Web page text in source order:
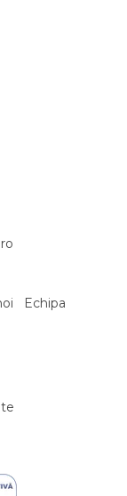
Central
Echipa